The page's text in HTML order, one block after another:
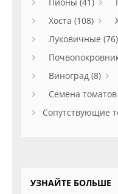
Хоста (108)
Луковичные (76)
Виноград (8)
Семена томатов
Сопутствующие
УЗНАЙТЕ БОЛЬШЕ